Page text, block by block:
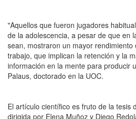
"Aquellos que fueron jugadores
de la adolescencia, a pesar de que en
sean, mostraron un mayor
trabajo, que implican la retención y la
información en la mente para producir
Palaus, doctorado en la UOC.
El artículo científico es fruto de la tesis
dirigida por Elena Muñoz y Diego